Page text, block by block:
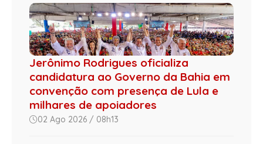
Jerônimo Rodrigues oficializa
candidatura ao Governo da Bahia em
convenção com presença de Lula e
milhares de apoiadores
02 Ago 2026 / 08h13